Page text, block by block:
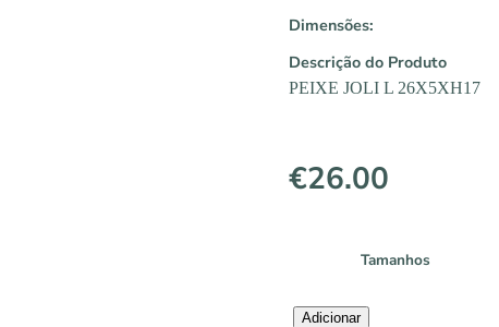
Dimensões:
Descrição do Produto
PEIXE JOLI L 26X5XH17
€26.00
Tamanhos
Quantidade
Adicionar